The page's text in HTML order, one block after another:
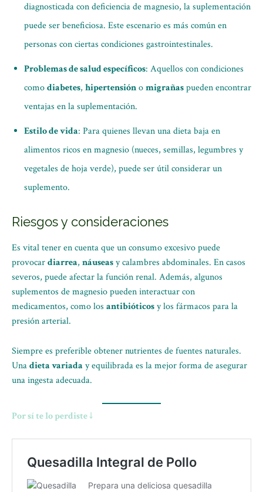
diagnosticada con deficiencia de magnesio, la suplementación
puede ser beneficiosa. Este escenario es más común en
personas con ciertas condiciones gastrointestinales.
Problemas de salud específicos: Aquellos con condiciones
comodiabetes, hipertensiónomigrañaspueden encontrar
ventajas en la suplementación.
Estilo de vida: Para quienes llevan una dieta baja en
alimentos ricos en magnesio (nueces, semillas, legumbres y
vegetales de hoja verde), puede ser útil considerar un
suplemento.
Riesgos y consideraciones
Es vital tener en cuenta que un consumo excesivo puede
provocardiarrea, náuseasy calambres abdominales. En casos
severos, puede afectar la función renal. Además, algunos
suplementos de magnesio pueden interactuar con
medicamentos, como los antibióticosy los fármacos para la
presión arterial.
Siempre es preferible obtener nutrientes de fuentes naturales.
Unadieta variada y equilibrada es la mejor forma de asegurar
una ingesta adecuada.
Por sí te lo perdiste ↓